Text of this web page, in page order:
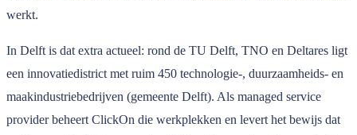
werkt.
In Delft is dat extra actueel: rond de TU Delft, TNO en Deltares ligt
een innovatiedistrict met ruim 450 technologie-, duurzaamheids- en
maakindustriebedrijven (gemeente Delft). Als managed service
provider beheert ClickOn die werkplekken en levert het bewijs dat